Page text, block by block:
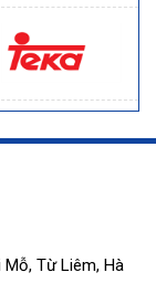
Từ Liêm, Hà